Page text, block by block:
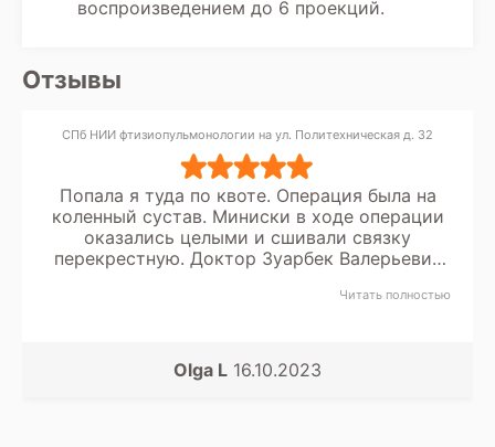
воспроизведением до 6 проекций.
Отзывы
СПб НИИ фтизиопульмонологии на ул. Политехническая д. 32
Попала я туда по квоте. Операция была на
коленный сустав. Миниски в ходе операции
оказались целыми и сшивали связку
перекрестную. Доктор Зуарбек Валерьевич
очень хорошо. Санитарочки хорошие. Ирине
и разнообразно кормят. Всё хорошо.
Рекомендую.
Читать полностью
Olga L 16.10.2023